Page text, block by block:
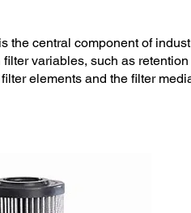
the central component of
filter variables, such as
elements and the filter